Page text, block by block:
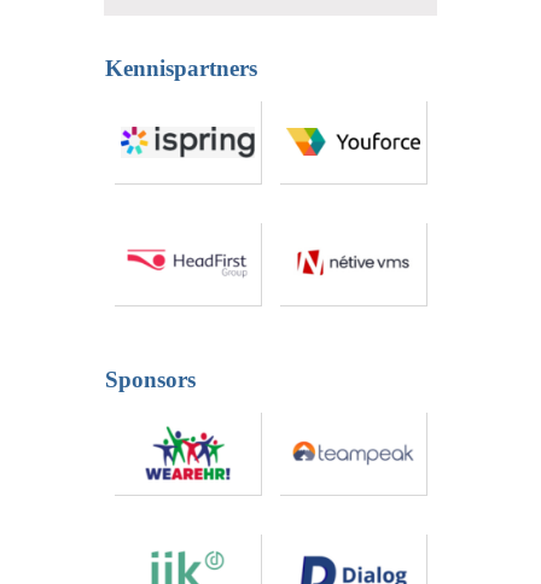
Kennispartners
Sponsors